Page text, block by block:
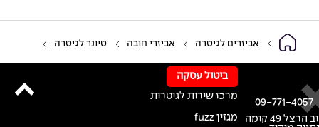
אביזרים לגיטרה אביזרי חובה טיונר לגיטרה
רחוב הרצל 49 קומה
09-771-4057
ביטול עסקה
מרכז שירות לגיטרות
מגזין fuzz